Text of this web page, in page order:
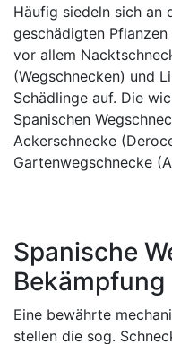
Häufig siedeln sich an
geschädigten
vor allem
(Wegschnecken) und
Schädlinge auf. Die
Spanischen
Ackerschnecke
Gartenwegschnecke
Spanische
Bekämpfung
Eine bewährte
stellen die sog.